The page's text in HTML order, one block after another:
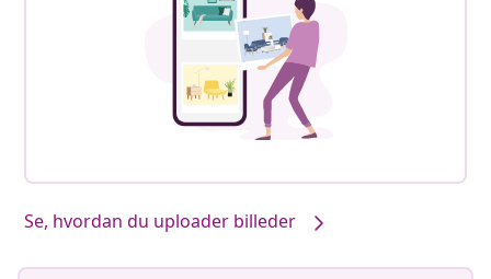
Se, hvordan du uploader billeder